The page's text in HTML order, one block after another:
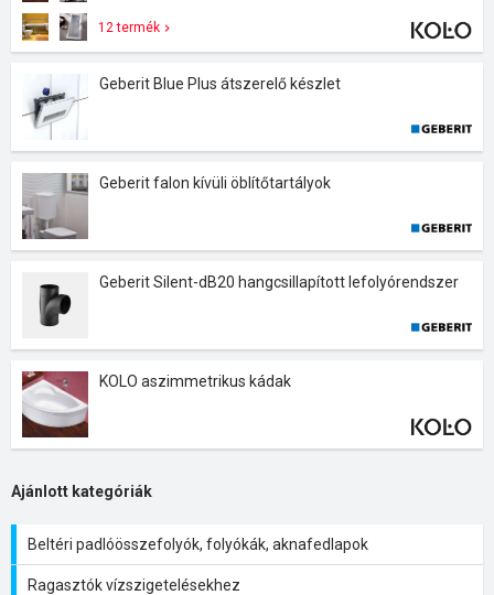
12 termék
Geberit Blue Plus átszerelő készlet
Geberit falon kívüli öblítőtartályok
Geberit Silent-dB20 hangcsillapított lefolyórendszer
KOLO aszimmetrikus kádak
Ajánlott kategóriák
Beltéri padlóösszefolyók, folyókák, aknafedlapok
Ragasztók vízszigetelésekhez